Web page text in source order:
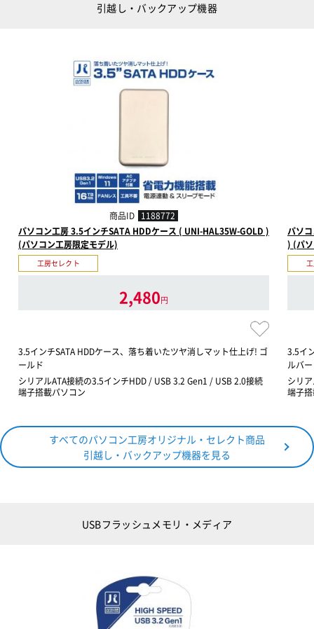
引越し・バックアップ機器
商品ID 1188772
パソコン工房 3.5インチSATA HDDケース ( UNI-HAL35W-GOLD )
(パソコン工房限定モデル)
工房セレクト
2,480円
3.5インチSATA HDDケース、落ち着いたツヤ消しマット仕上げ! ゴ
ールド
シリアルATA接続の3.5インチHDD / USB 3.2 Gen1 / USB 2.0接続
端子搭載パソコン
パソ
) (パ
3.5イ
ルバー
シリ
端子
すべてのパソコン工房オリジナル・セレクト商品
引越し・バックアップ機器を見る
USBフラッシュメモリ・メディア